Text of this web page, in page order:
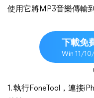
使用它將MP3音樂傳輸
下載免
Win 11/
1. 執行FoneTool，連接